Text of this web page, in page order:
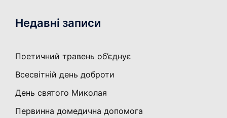
Недавні записи
Поетичний травень об’єднує
Всесвітній день доброти
День святого Миколая
Первинна домедична допомога